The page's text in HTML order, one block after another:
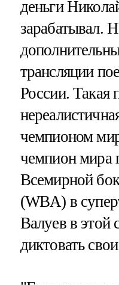
деньги
зарабатывал.
трансляции
России. Такая
чемпионом
чемпион мира
Всемирной
(WBA) в
Валуев в этой
диктовать